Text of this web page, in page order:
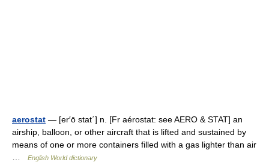
aerostat — [er′ō stat΄] n. [Fr aérostat: see AERO & STAT] an
airship, balloon, or other aircraft that is lifted and sustained by
means of one or more containers filled with a gas lighter than air
English World dictionary